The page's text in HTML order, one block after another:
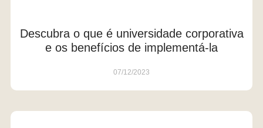
Descubra o que é universidade corporativa
e os benefícios de implementá-la
07/12/2023